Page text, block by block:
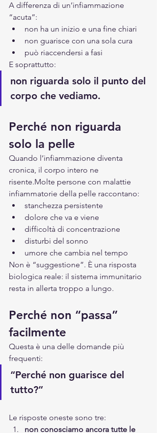
A differenza di un’infiammazione
“acuta”:
non ha un inizio e una fine chiari
non guarisce con una sola cura
può riaccendersi a fasi
E soprattutto:
non riguarda solo il punto del
corpo che vediamo.
Perché non riguarda
solo la pelle
Quando l’infiammazione diventa
cronica, il corpo intero ne
risente.Molte persone con malattie
infiammatorie della pelle raccontano:
stanchezza persistente
dolore che va e viene
difficoltà di concentrazione
disturbi del sonno
umore che cambia nel tempo
Non è “suggestione”. È una risposta
biologica reale: il sistema immunitario
resta in allerta troppo a lungo.
Perché non “passa”
facilmente
Questa è una delle domande più
frequenti:
“Perché non guarisce del
tutto?”
Le risposte oneste sono tre:
non conosciamo ancora tutte le